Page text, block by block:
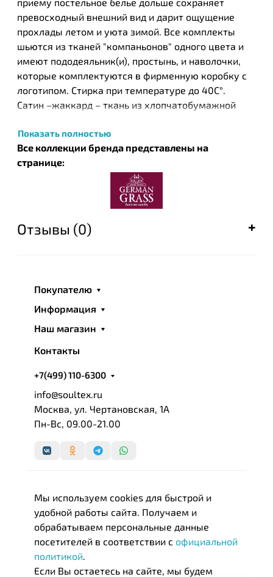
превосходный внешний вид и дарит ощущение
прохлады летом и уюта зимой. Все комплекты
шьются из тканей "компаньонов" одного цвета и
имеют пододеяльник(и), простынь, и наволочки,
которые комплектуются в фирменную коробку с
логотипом. Стирка при температуре до 40С°.
Сатин –жаккард – ткань из хлопчатобумажной
ткани выполняется в процессе ткачества путем
переплетения нитей, в результате чего
образуются узоры. Яркий рисунок получается с
обеих сторон, что делает ткань более эффектной.
Такая технология позволяет улучшить качества
ткани и ее внешний вид.
ТМ German Grass объединяет в себе опыт
постельных принадлежностей.
Усовершенствованные технологии, тончайшие
в традиционном производстве и помноженные на
многолетний опыт, превращают постельные
действительно роскошных и элегантных
постельных принадлежностей является подбор
тканей и наполнителей, используемых при
производстве. При изготовлении наполнителей,
бикомпонентом. Этот способ позволяет
наполнителям сохранять свои природные свойства
длительное время и выдерживать различные
способы эксплуатации и ухода за изделием
(стирка, химическая чистка).
Показать полностью
Все коллекции бренда представлены на
странице:
Отзывы (0)
Покупателю
Информация
Наш магазин
Контакты
+7(499) 110-6300
info@soultex.ru
Москва, ул. Чертановская, 1А
Пн-Вс, 09.00-21.00
Мы используем cookies для быстрой и
удобной работы сайта. Получаем и
обрабатываем персональные данные
посетителей в соответствии с официальной
политикой
Если Вы остаетесь на сайте, мы будем